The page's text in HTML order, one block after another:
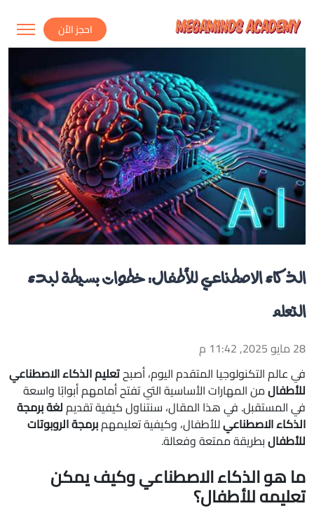
احجز الاّن
الذكاء الاصطناعي للأطفال: خطوات بسيطة لبدء
التعلم
28 مايو 2025, 11:42 م
في عالم التكنولوجيا المتقدم اليوم، أصبحتعليم الذكاء الاصطناعي
للأطفالمن المهارات الأساسية التي تفتح أمامهم أبوابًا واسعة
في المستقبل. في هذا المقال، سنتناول كيفية تقديملغة برمجة
الذكاء الاصطناعيللأطفال، وكيفية تعليمهمبرمجة الروبوتات
للأطفالبطريقة ممتعة وفعالة.
ما هو الذكاء الاصطناعي وكيف يمكن
تعليمه للأطفال؟